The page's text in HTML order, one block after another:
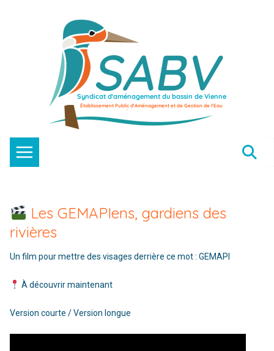
Les GEMAPIens, gardiens des
rivières
Un film pour mettre des visages derrière ce mot : GEMAPI
À découvrir maintenant
Version courte / Version longue